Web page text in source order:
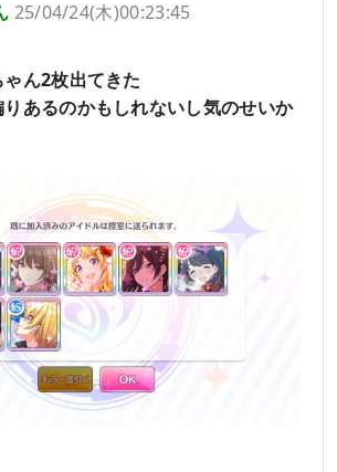
25/04/24(木)00:23:45
ん2枚出てきた
あるのかもしれないし気のせいか